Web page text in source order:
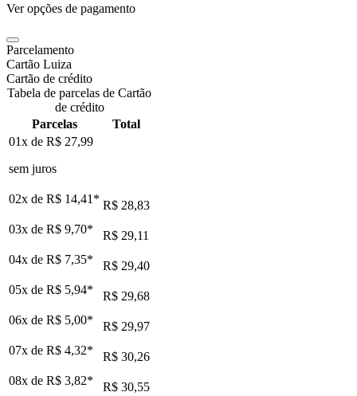
Ver opções de pagamento
Parcelamento
Cartão Luiza
Cartão de crédito
Tabela de parcelas de Cartão
de crédito
Parcelas
Total
01x de R$ 27,99
sem juros
02x de R$ 14,41 * R$ 28,83
03x de R$ 9,70*
R$ 29,11
04x de R$ 7,35*
R$ 29,40
05x de R$ 5,94*
R$ 29,68
06x de R$ 5,00*
R$ 29,97
07x de R$ 4,32*
R$ 30,26
08x de R$ 3,82*
R$ 30,55